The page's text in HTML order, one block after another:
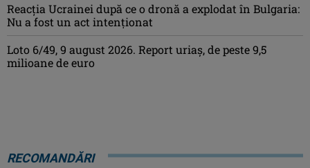
Reacția Ucrainei după ce o dronă a explodat în Bulgaria:
Nu a fost un act intenționat
Loto 6/49, 9 august 2026. Report uriaș, de peste 9,5
milioane de euro
RECOMANDĂRI